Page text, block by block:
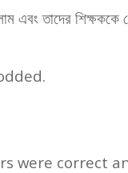
এবং তাদের শিক্ষককে
were correct